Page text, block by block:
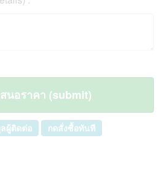
ผู้ติดต่อ กดสั่งซื้อทันที